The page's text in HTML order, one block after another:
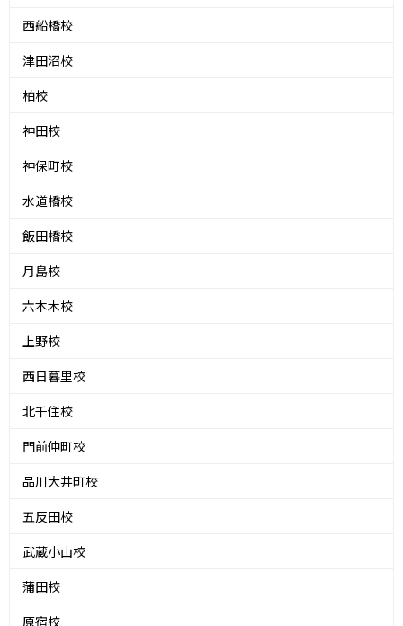
西船橋校
津田沼校
柏校
神田校
神保町校
水道橋校
飯田橋校
月島校
六本木校
上野校
西日暮里校
北千住校
門前仲町校
品川大井町校
五反田校
武蔵小山校
蒲田校
原宿校